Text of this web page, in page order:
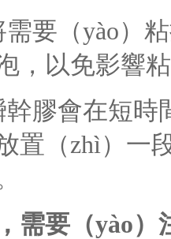
要（yào）
，以免影響
膠會在短時
置（zhì）一
需要（yào）